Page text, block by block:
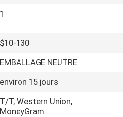
1
$10-130
EMBALLAGE NEUTRE
environ 15 jours
T/T, Western Union,
MoneyGram